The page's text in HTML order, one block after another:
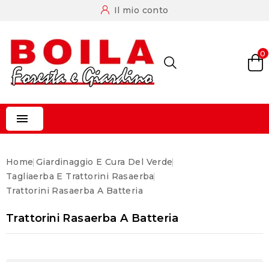
Il mio conto
0

Home Giardinaggio E Cura Del Verde
Tagliaerba E Trattorini Rasaerba
Trattorini Rasaerba A Batteria
Trattorini Rasaerba A Batteria